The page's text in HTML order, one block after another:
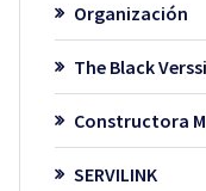
Organización
The Black Verssi
Constructora
SERVILINK